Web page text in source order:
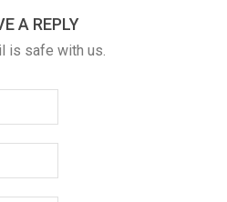
A REPLY
is safe with us.